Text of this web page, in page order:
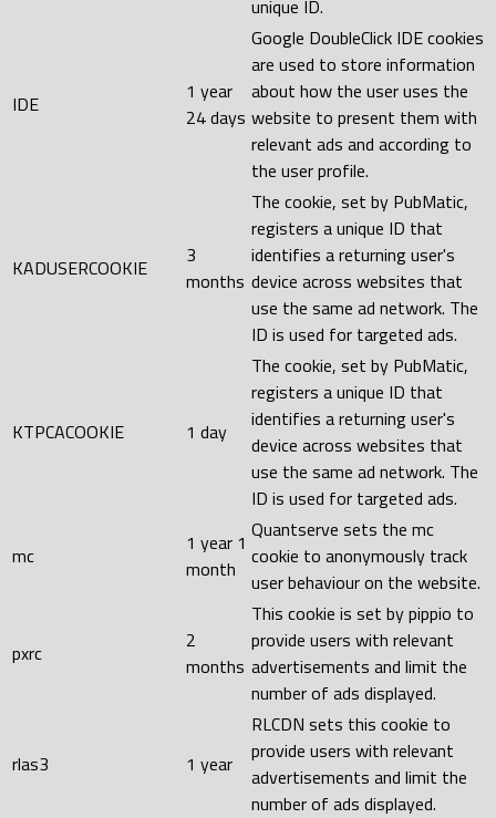
unique ID.
IDE
1 year
24 days
Google DoubleClick IDE cookies
are used to store information
about how the user uses the
website to present them with
relevant ads and according to
the user profile.
KADUSERCOOKIE
3
months
The cookie, set by PubMatic,
registers a unique ID that
identifies a returning user's
device across websites that
use the same ad network. The
ID is used for targeted ads.
KTPCACOOKIE 1 day
The cookie, set by PubMatic,
registers a unique ID that
identifies a returning user's
device across websites that
use the same ad network. The
ID is used for targeted ads.
mc
1 year 1
month
Quantserve sets the mc
cookie to anonymously track
user behaviour on the website.
pxrc
2
months
This cookie is set by pippio to
provide users with relevant
advertisements and limit the
number of ads displayed.
rlas3 1 year
RLCDN sets this cookie to
provide users with relevant
advertisements and limit the
number of ads displayed.